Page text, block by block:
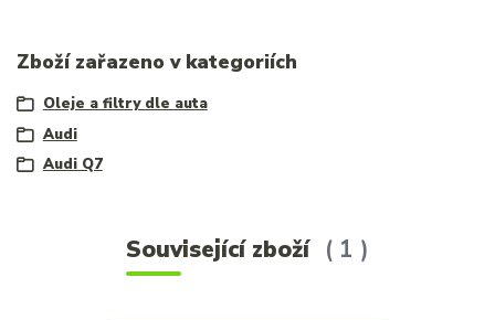
Zboží zařazeno v kategoriích
Oleje a filtry dle auta
Audi
Audi Q7
Související zboží 1